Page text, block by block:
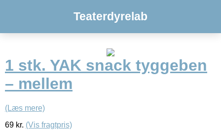
Teaterdyrelab
1 stk. YAK snack tyggeben
– mellem
(Læs mere)
69 kr. (Vis fragtpris)